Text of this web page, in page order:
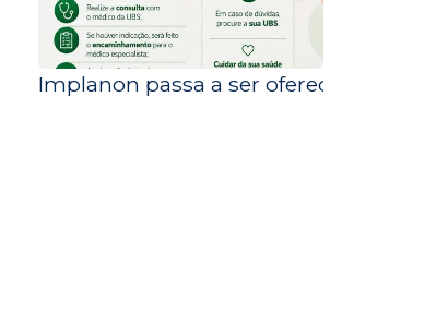
Implanon passa a ser oferecido pelo